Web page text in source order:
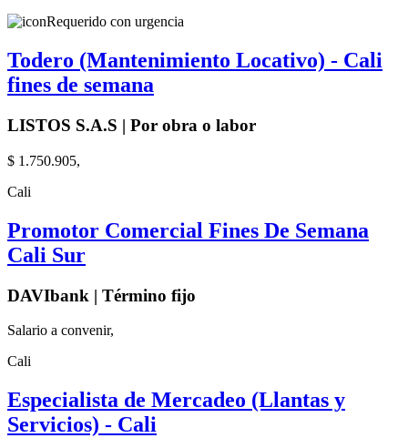
Requerido con urgencia
Todero (Mantenimiento Locativo) - Cali
fines de semana
LISTOS S.A.S | Por obra o labor
$ 1.750.905,
Cali
Promotor Comercial Fines De Semana
Cali Sur
DAVIbank | Término fijo
Salario a convenir,
Cali
Especialista de Mercadeo (Llantas y
Servicios) - Cali